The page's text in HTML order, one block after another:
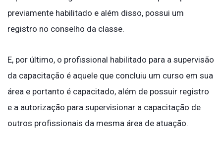
previamente habilitado e além disso, possui um
registro no conselho da classe.
E, por último, o profissional habilitado para a supervisão
da capacitação é aquele que concluiu um curso em sua
área e portanto é capacitado, além de possuir registro
e a autorização para supervisionar a capacitação de
outros profissionais da mesma área de atuação.